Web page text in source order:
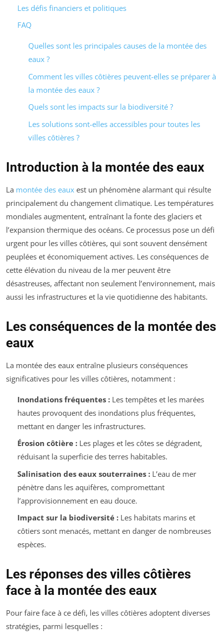
Les défis financiers et politiques
FAQ
Quelles sont les principales causes de la montée des
eaux ?
Comment les villes côtières peuvent-elles se préparer à
la montée des eaux ?
Quels sont les impacts sur la biodiversité ?
Les solutions sont-elles accessibles pour toutes les
villes côtières ?
Introduction à la montée des eaux
La montée des eaux est un phénomène alarmant qui résulte
principalement du changement climatique. Les températures
mondiales augmentent, entraînant la fonte des glaciers et
l’expansion thermique des océans. Ce processus pose un défi
urgent pour les villes côtières, qui sont souvent densément
peuplées et économiquement actives. Les conséquences de
cette élévation du niveau de la mer peuvent être
désastreuses, affectant non seulement l’environnement, mais
aussi les infrastructures et la vie quotidienne des habitants.
Les conséquences de la montée des
eaux
La montée des eaux entraîne plusieurs conséquences
significatives pour les villes côtières, notamment :
Inondations fréquentes :Les tempêtes et les marées
hautes provoquent des inondations plus fréquentes,
mettant en danger les infrastructures.
Érosion côtière :Les plages et les côtes se dégradent,
réduisant la superficie des terres habitables.
Salinisation des eaux souterraines :L’eau de mer
pénètre dans les aquifères, compromettant
l’approvisionnement en eau douce.
Impact sur la biodiversité :Les habitats marins et
côtiers sont menacés, mettant en danger de nombreuses
espèces.
Les réponses des villes côtières
face à la montée des eaux
Pour faire face à ce défi, les villes côtières adoptent diverses
stratégies, parmi lesquelles :